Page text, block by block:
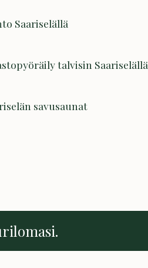
Saariselällä
talvisin Saariselällä
savusaunat